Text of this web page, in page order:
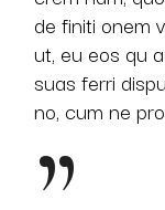
de finiti onem
ut, eu eos qu
suas ferri
no, cum ne